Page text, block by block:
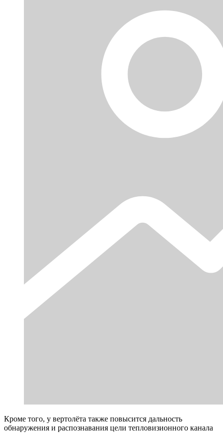
Кроме того, у вертолёта также повысится дальность
обнаружения и распознавания цели тепловизионного канала